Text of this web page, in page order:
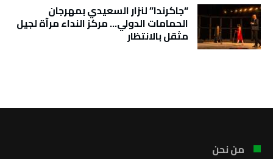
“جاكرندا” لنزار السعيدي بمهرجان
الحمامات الدولي… مركز النداء مرآة لجيل
مثقل بالانتظار
من نحن